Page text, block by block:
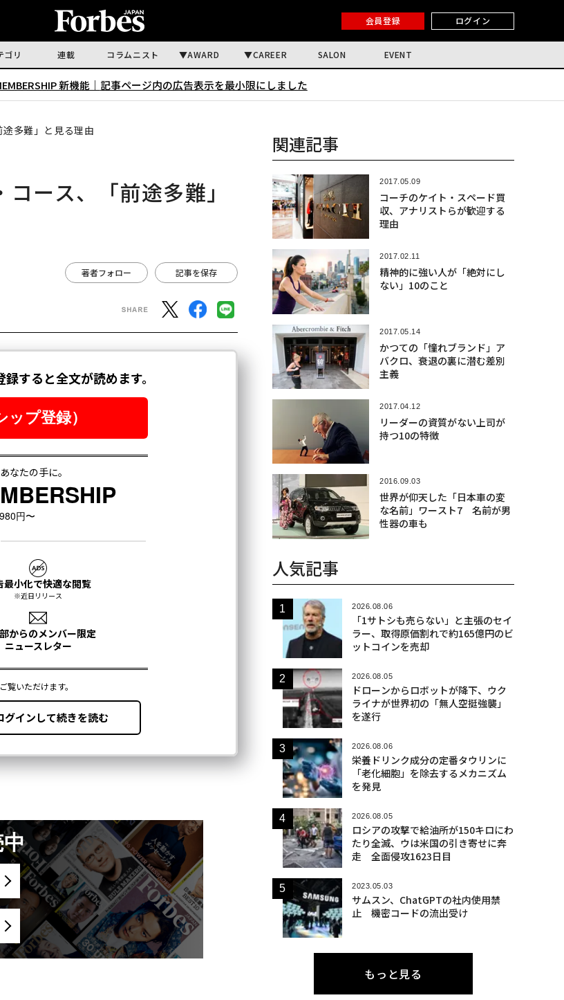
会員登録 ログイン
ゴリ 連載 コラムニスト AWARD CAREER SALON EVENT
新機能｜ 記事ページ内の広告表示を最小限にしました
多難」と見る理由
ース、「前途多難」
著者フォロー 記事を保存
関連記事
2017.05.09
コーチのケイト・スペード買
収、アナリストらが歓迎する
理由
2017.02.11
精神的に強い人が「絶対にし
ない」10のこと
2017.05.14
かつての「憧れブランド」ア
バクロ、衰退の裏に潜む差別
主義
2017.04.12
リーダーの資質がない上司が
持つ10の特徴
2016.09.03
世界が仰天した「日本車の変
な名前」ワースト7 名前が男
性器の車も
人気記事
2026.08.06
「1サトシも売らない」と主張のセイ
ラー、取得原価割れで約165億円のビ
ットコインを売却
2026.08.05
ドローンからロボットが降下、ウク
ライナが世界初の「無人空挺強襲」
を遂行
2026.08.06
栄養ドリンク成分の定番タウリンに
「老化細胞」を除去するメカニズム
を発見
2026.08.05
ロシアの攻撃で給油所が150キロにわ
たり全滅、ウは米国の引き寄せに奔
走 全面侵攻1623日目
2023.05.03
サムスン、ChatGPTの社内使用禁
止 機密コードの流出受け
もっと見る